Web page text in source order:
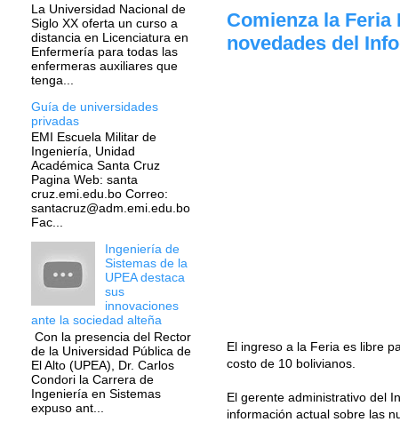
Comienza la
novedades del
El ingreso a la Feria es libre
costo de 10 bolivianos.
El gerente administrativo del
información actual sobre las
La Universidad Nacional de
Siglo XX oferta un curso a
distancia en Licenciatura en
Enfermería para todas las
enfermeras auxiliares que
tenga...
Guía de universidades
privadas
EMI Escuela Militar de
Ingeniería, Unidad
Académica Santa Cruz
Pagina Web: santa
cruz.emi.edu.bo Correo:
santacruz@adm.emi.edu.bo
Fac...
Ingeniería de
Sistemas de la
UPEA destaca
sus
innovaciones
ante la sociedad alteña
Con la presencia del Rector
de la Universidad Pública de
El Alto (UPEA), Dr. Carlos
Condori la Carrera de
Ingeniería en Sistemas
expuso ant...